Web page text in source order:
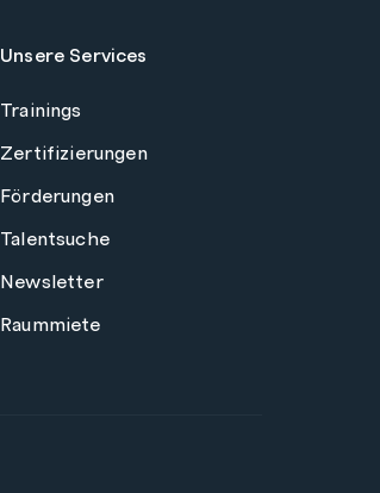
Unsere Services
Trainings
Zertifizierungen
Förderungen
Talentsuche
Newsletter
Raummiete